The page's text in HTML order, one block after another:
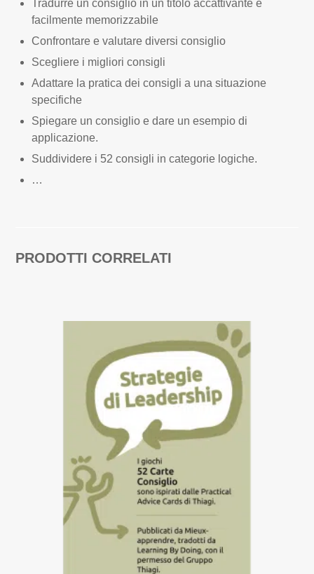
Tradurre un consiglio in un titolo accattivante e
facilmente memorizzabile
Confrontare e valutare diversi consiglio
Scegliere i migliori consigli
Adattare la pratica dei consigli a una situazione
specifiche
Spiegare un consiglio e dare un esempio di
applicazione.
Suddividere i 52 consigli in categorie logiche.
…
PRODOTTI CORRELATI